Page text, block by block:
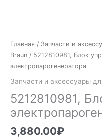
Главная / Запчасти и
Braun / 5212810981, Блок
электропарогенератора
Запчасти и аксессуары
5212810981,
3,880.00₽